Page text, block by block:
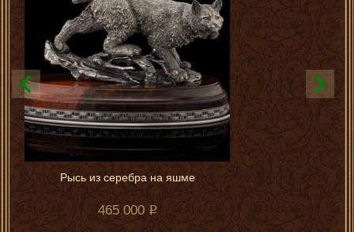
Рысь из серебра на яшме
465 000